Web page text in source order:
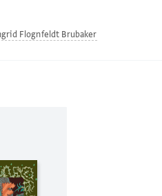
Flognfeldt Brubaker